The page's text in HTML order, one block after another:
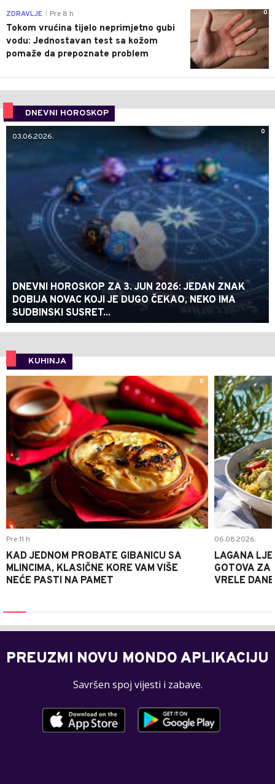
0
ZDRAVLJE Pre 8 h
Tokom vrućina tijelo neprimjetno gubi
vodu: Jednostavan test sa kožom
pomaže da prepoznate problem
DNEVNI HOROSKOP
0
03.06.2026.
DNEVNI HOROSKOP ZA 3. JUN 2026: JEDAN ZNAK
DOBIJA NOVAC KOJI JE DUGO ČEKAO, NEKO IMA
SUDBINSKI SUSRET...
KUHINJA
0
Pre 11 h
KAD JEDNOM PROBATE GIBANICU SA
MLINCIMA, KLASIČNE KORE VAM VIŠE
NEĆE PASTI NA PAMET
06.08.2026.
LAGANA
GOTOVA ZA
VRELE DANE
PREUZMI NOVU MONDO APLIKACIJU
Savršen spoj vijesti i zabave.